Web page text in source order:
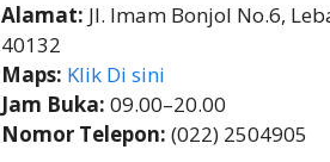
Alamat: Jl. Imam Bonjol No.6,
40132
Maps: Klik Di sini
Jam Buka: 09.00–20.00
Nomor Telepon: (022) 2504905